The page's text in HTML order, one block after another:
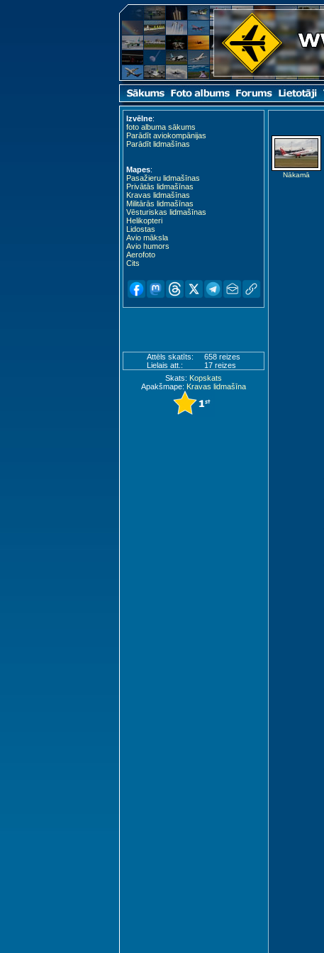
Izvēlne:
foto albuma sākums
Parādīt aviokompānijas
Parādīt lidmašīnas
Mapes:
Pasažieru lidmašīnas
Privātās lidmašīnas
Kravas lidmašīnas
Militārās lidmašīnas
Vēsturiskas lidmašīnas
Helikopteri
Lidostas
Avio māksla
Avio humors
Aerofoto
Cits
Attēls skatīts:
658 reizes
Lielais att.:
17 reizes
Skats: Kopskats
Apakšmape: Kravas lidmašīna
Nākamā